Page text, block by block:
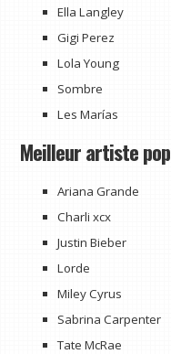
Ella Langley
Gigi Perez
Lola Young
Sombre
Les Marías
Meilleur artiste pop
Ariana Grande
Charli xcx
Justin Bieber
Lorde
Miley Cyrus
Sabrina Carpenter
Tate McRae